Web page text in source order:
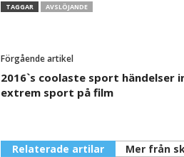
TAGGAR AVSLÖJANDE
Förgående artikel
2016`s coolaste sport händelser
extrem sport på film
Relaterade artilar Mer från